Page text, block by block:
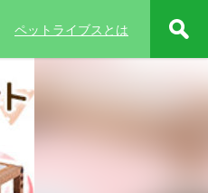
ペットライブスとは